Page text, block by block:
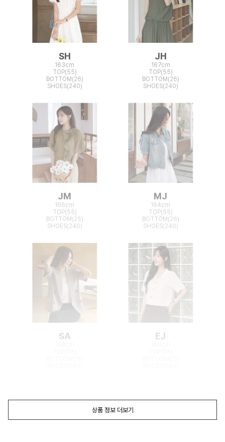
SH
163cm
TOP(55)
BOTTOM(26)
SHOES(240)
JH
167cm
TOP(55)
BOTTOM(26)
SHOES(240)
JM
166cm
TOP(55)
BOTTOM(25)
SHOES(240)
MJ
164cm
TOP(55)
BOTTOM(26)
SHOES(240)
SA EJ
상품 정보 더보기